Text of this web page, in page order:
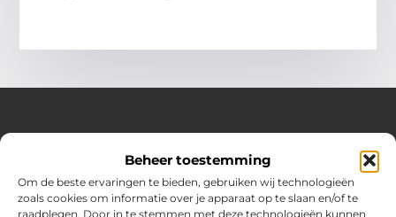
Beheer toestemming
Om de beste ervaringen te bieden, gebruiken wij technologieën
zoals cookies om informatie over je apparaat op te slaan en/of te
raadplegen. Door in te stemmen met deze technologieën kunnen
Over Huizenplan
Jouw gids voor wooninspiratie en praktische tips
Ontdek een uitgebreide verzameling blogs en artikelen